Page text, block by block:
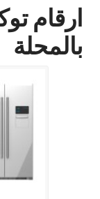
ارقام
بالمحلة